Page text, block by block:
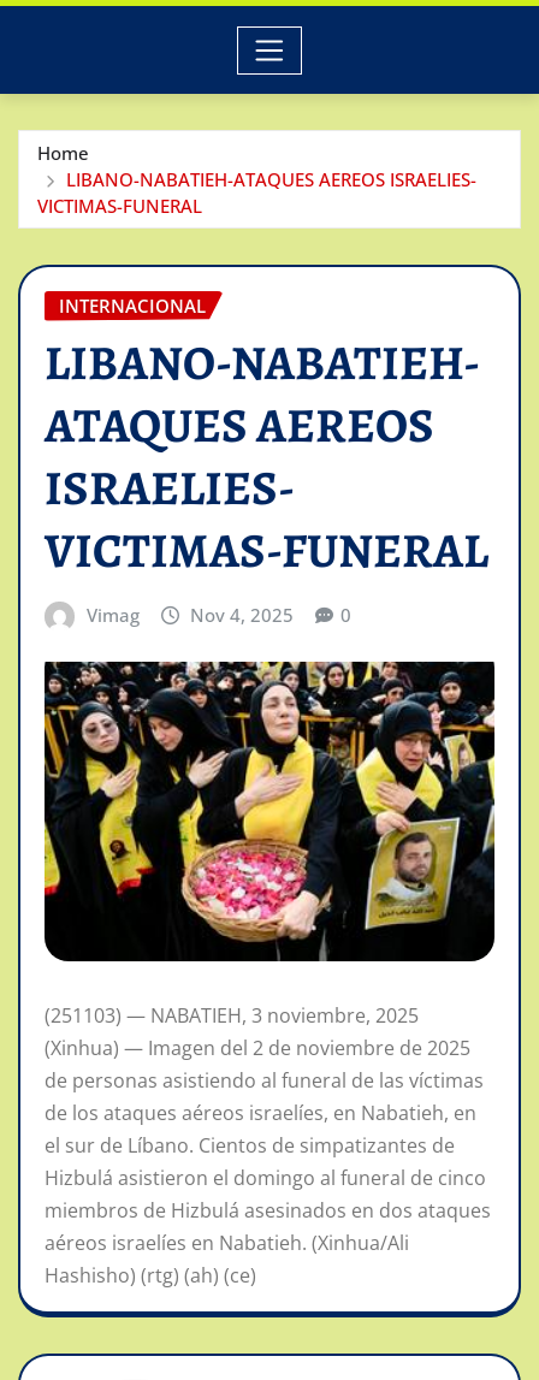
Home
LIBANO-NABATIEH-ATAQUES AEREOS ISRAELIES-
VICTIMAS-FUNERAL
INTERNACIONAL
LIBANO-NABATIEH-
ATAQUES AEREOS
ISRAELIES-
VICTIMAS-FUNERAL
Vimag Nov 4, 2025 0
(251103) — NABATIEH, 3 noviembre, 2025
(Xinhua) — Imagen del 2 de noviembre de 2025
de personas asistiendo al funeral de las víctimas
de los ataques aéreos israelíes, en Nabatieh, en
el sur de Líbano. Cientos de simpatizantes de
Hizbulá asistieron el domingo al funeral de cinco
miembros de Hizbulá asesinados en dos ataques
aéreos israelíes en Nabatieh. (Xinhua/Ali
Hashisho) (rtg) (ah) (ce)